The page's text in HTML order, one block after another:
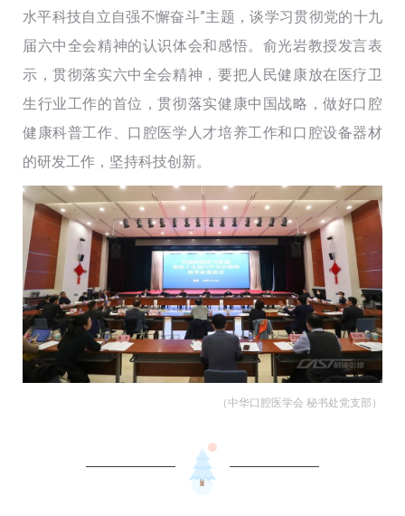
水平科技自立自强不懈奋斗”主题，谈学习贯彻党的十九
届六中全会精神的认识体会和感悟。俞光岩教授发言表
示，贯彻落实六中全会精神，要把人民健康放在医疗卫
生行业工作的首位，贯彻落实健康中国战略，做好口腔
健康科普工作、口腔医学人才培养工作和口腔设备器材
的研发工作，坚持科技创新。
（中华口腔医学会 秘书处党支部）